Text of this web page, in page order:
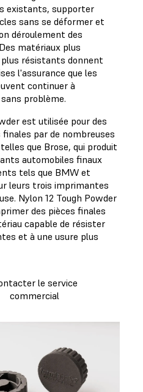
existants, supporter
sans se déformer et
déroulement des
matériaux plus
résistants donnent
l'assurance que les
continuer à
problème.
est utilisée pour des
par de nombreuses
que Brose, qui produit
automobiles finaux
tels que BMW et
leurs trois imprimantes
Nylon 12 Tough Powder
des pièces finales
capable de résister
et à une usure plus
le service
commercial